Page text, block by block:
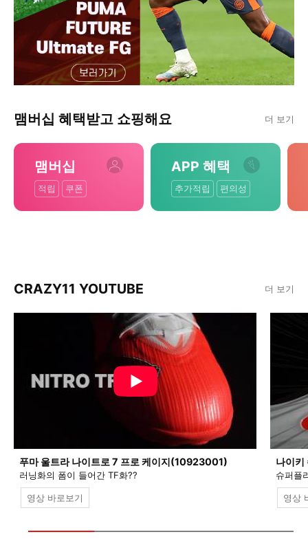
맴버십 혜택받고 쇼핑해요 더 보기
맴버십
적립 쿠폰
APP 혜택
추가적립 편의성
CRAZY11 YOUTUBE 더 보기
푸마 울트라 나이트로 7 프로 케이지(10923001)
러닝화의 폼이 들어간 TF화??
영상 바로보기
나이
슈퍼플
영상